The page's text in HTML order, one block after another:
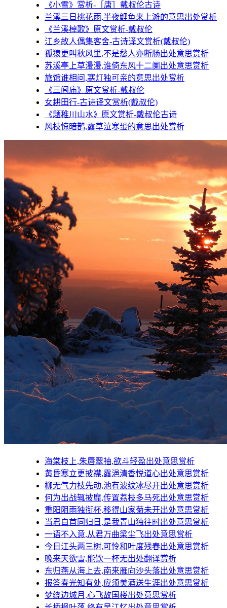
《小雪》赏析-［唐］戴叔伦古诗
兰溪三日桃花雨,半夜鲤鱼来上滩的意思出处赏析
《兰溪棹歌》原文赏析-戴叔伦
江乡故人偶集客舍-古诗译文赏析(戴叔伦)
孤猿更叫秋风里,不是愁人亦断肠出处意思赏析
苏溪亭上草漫漫,谁倚东风十二阑出处意思赏析
旅馆谁相问,寒灯独可亲的意思出处赏析
《三闾庙》原文赏析-戴叔伦
女耕田行-古诗译文赏析(戴叔伦)
《题稚川山水》原文赏析-戴叔伦古诗
风枝惊暗鹊,露草泣寒蛩的意思出处赏析
海棠枝上,朱唇翠袖,欲斗轻盈出处意思赏析
黄昏寒立更披襟,露浥清香悦道心出处意思赏析
柳无气力枝先动,池有波纹冰尽开出处意思赏析
何为出战辄披靡,传置荔枝多马死出处意思赏析
重阳阻雨独衔杯,移得山家菊未开出处意思赏析
当君白首同归日,是我青山独往时出处意思赏析
一语不入意,从君万曲梁尘飞出处意思赏析
今日江头两三树,可怜和叶度残春出处意思赏析
晚来天欲雪,能饮一杯无出处翻译赏析
东归燕从海上去,南来雁向沙头落出处意思赏析
报答春光知有处,应须美酒送生涯出处意思赏析
梦绕边城月,心飞故国楼出处意思赏析